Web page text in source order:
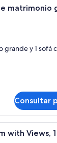
matrimonio
grande y 1 sofá
Consultar
Una
with Views,